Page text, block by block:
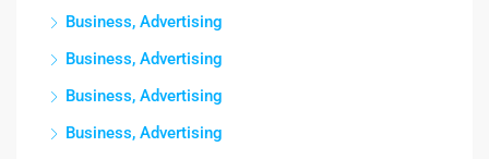
Business, Advertising
Business, Advertising
Business, Advertising
Business, Advertising